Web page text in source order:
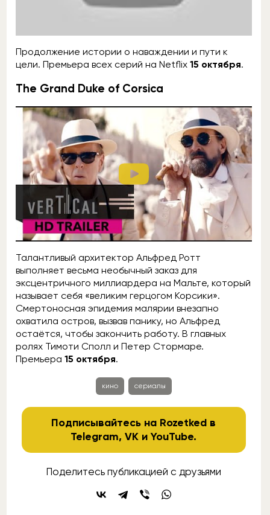
Продолжение истории о наваждении и пути к
цели. Премьера всех серий на Netflix 15 октября.
The Grand Duke of Corsica
Талантливый архитектор Альфред Ротт
выполняет весьма необычный заказ для
эксцентричного миллиардера на Мальте, который
называет себя «великим герцогом Корсики».
Смертоносная эпидемия малярии внезапно
охватила остров, вызвав панику, но Альфред
остаётся, чтобы закончить работу. В главных
ролях Тимоти Сполл и Петер Стормаре.
Премьера 15 октября.
кино сериалы
Подписывайтесь на Rozetked в
Telegram,VK иYouTube.
Поделитесь публикацией с друзьями